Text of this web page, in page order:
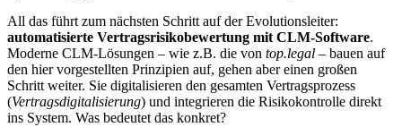
All das führt zum nächsten Schritt auf der Evolutionsleiter:
automatisierte Vertragsrisikobewertung mit CLM-Software.
Moderne CLM-Lösungen – wie z.B. die von top.legal – bauen auf
den hier vorgestellten Prinzipien auf, gehen aber einen großen
Schritt weiter. Sie digitalisieren den gesamten Vertragsprozess
(Vertragsdigitalisierung) und integrieren die Risikokontrolle direkt
ins System. Was bedeutet das konkret?